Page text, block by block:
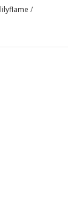
lilyflame /